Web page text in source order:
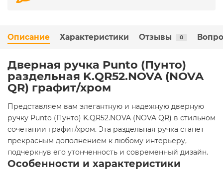
Описание Характеристики Отзывы 0
Дверная ручка Punto (Пунто)
раздельная K.QR52.NOVA (NOVA
QR) графит/хром
Представляем вам элегантную и надежную дверную
ручку Punto (Пунто) K.QR52.NOVA (NOVA QR) в стильном
сочетании графит/хром. Эта раздельная ручка станет
прекрасным дополнением к любому интерьеру,
подчеркнув его утонченность и современный дизайн.
Особенности и характеристики